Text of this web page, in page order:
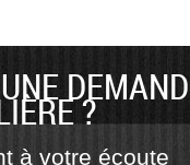
?
à votre écoute